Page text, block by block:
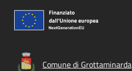
Comune di Grottaminarda